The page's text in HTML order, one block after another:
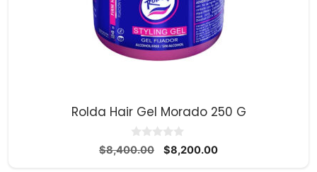
Rolda Hair Gel Morado 250 G
0
d
$8,400.00
El
$8,200.00El